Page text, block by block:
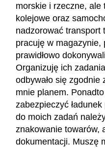
morskie i rzeczne, ale
kolejowe oraz
nadzorować transport
pracuję w magazynie,
prawidłowo
Organizuję ich
odbywało się
mnie planem.
zabezpieczyć
do moich zadań
znakowanie towarów,
dokumentacji. Muszę